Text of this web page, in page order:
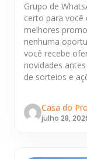
Grupo de
certo para você
melhores
nenhuma
você recebe
novidades
de sorteios e
Casa do
julho 28,